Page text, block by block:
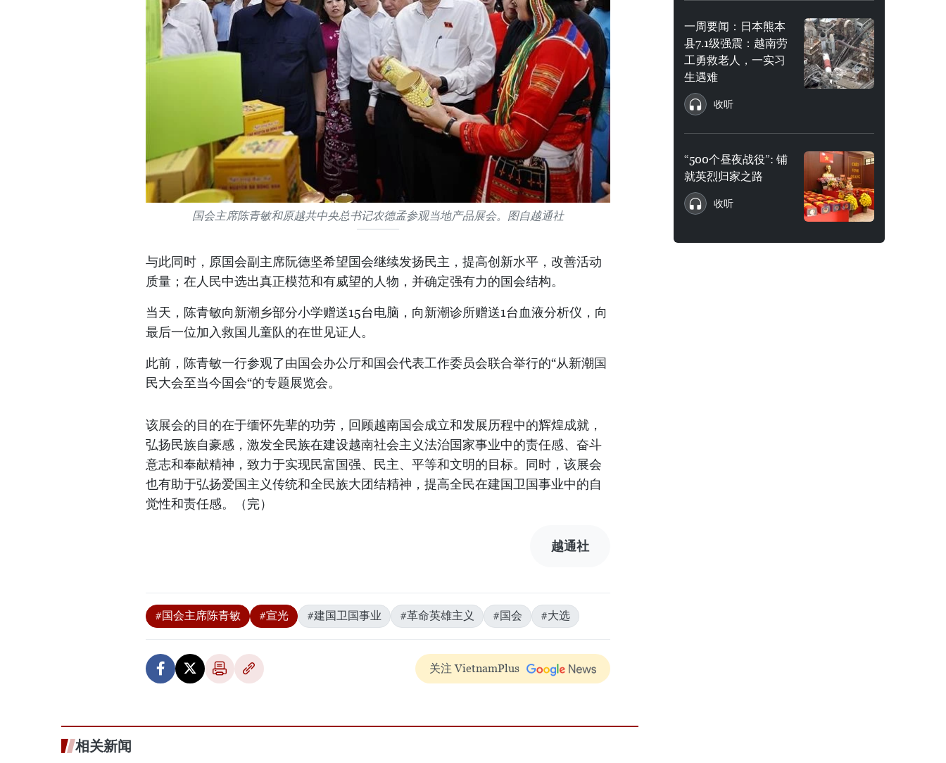
国会主席陈青敏和原越共中央总书记农德孟参观当地产品展会。图自越通社
与此同时，原国会副主席阮德坚希望国会继续发扬民主，提高创新水平，改善活动
质量；在人民中选出真正模范和有威望的人物，并确定强有力的国会结构。
当天，陈青敏向新潮乡部分小学赠送15台电脑，向新潮诊所赠送1台血液分析仪，向
最后一位加入救国儿童队的在世见证人。
此前，陈青敏一行参观了由国会办公厅和国会代表工作委员会联合举行的“从新潮国
民大会至当今国会“的专题展览会。
该展会的目的在于缅怀先辈的功劳，回顾越南国会成立和发展历程中的辉煌成就，
弘扬民族自豪感，激发全民族在建设越南社会主义法治国家事业中的责任感、奋斗
意志和奉献精神，致力于实现民富国强、民主、平等和文明的目标。同时，该展会
也有助于弘扬爱国主义传统和全民族大团结精神，提高全民在建国卫国事业中的自
觉性和责任感。（完）
越通社
#国会主席陈青敏 #宣光 #建国卫国事业 #革命英雄主义 #国会 #大选
关注 VietnamPlus
相关新闻
一周要闻：日本熊本
县7.1级强震：越南劳
工勇救老人，一实习
生遇难
收听
“500个昼夜战役”: 铺
就英烈归家之路
收听